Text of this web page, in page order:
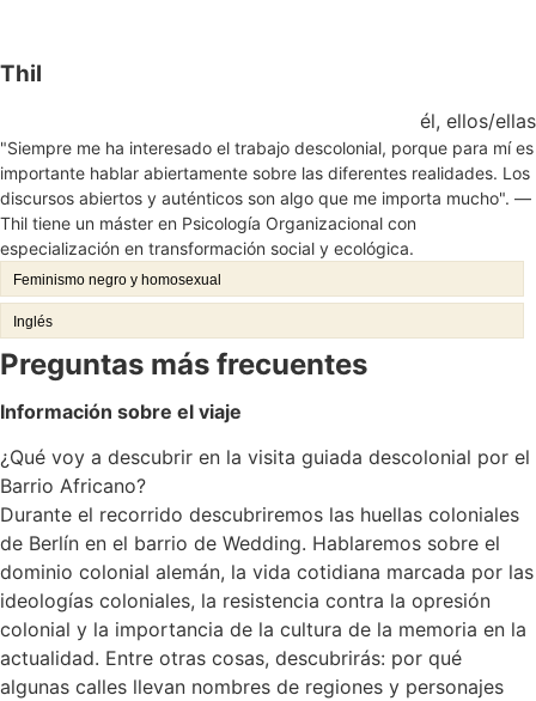
Thil
él, ellos/ellas
"Siempre me ha interesado el trabajo descolonial, porque para mí es
importante hablar abiertamente sobre las diferentes realidades. Los
discursos abiertos y auténticos son algo que me importa mucho". —
Thil tiene un máster en Psicología Organizacional con
especialización en transformación social y ecológica.
Feminismo negro y homosexual
Inglés
Preguntas más frecuentes
Información sobre el viaje
¿Qué voy a descubrir en la visita guiada descolonial por el
Barrio Africano?
Durante el recorrido descubriremos las huellas coloniales
de Berlín en el barrio de Wedding. Hablaremos sobre el
dominio colonial alemán, la vida cotidiana marcada por las
ideologías coloniales, la resistencia contra la opresión
colonial y la importancia de la cultura de la memoria en la
actualidad. Entre otras cosas, descubrirás: por qué
algunas calles llevan nombres de regiones y personajes